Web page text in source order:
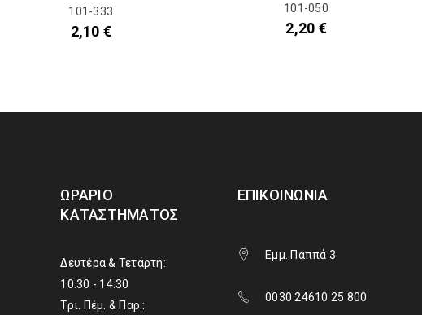
101-333
2,10 €
101-050
2,20 €
ΩΡΆΡΙΟ
ΚΑΤΑΣΤΉΜΑΤΟΣ
Δευτέρα & Τετάρτη:
10.30 - 14.30
Τρι. Πέμ. & Παρ.:
ΕΠΙΚΟΙΝΩΝΊΑ
Εμμ. Παππά 3
0030 24610 25 800